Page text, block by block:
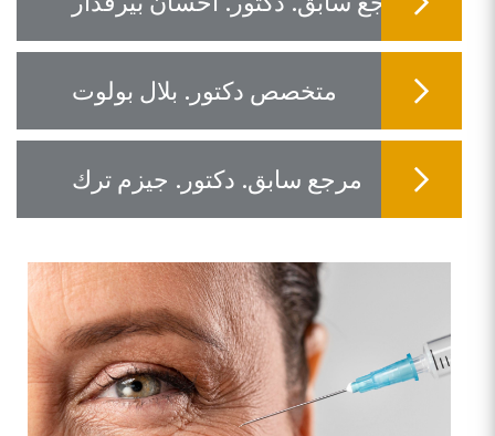
متخصص دكتور. بلال بولوت
مرجع سابق. دكتور. جيزم ترك